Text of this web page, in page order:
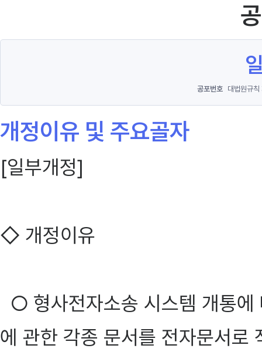
공포번호 대법원규
개정이유 및 주요골자
[일부개정]
◇ 개정이유
○ 형사전자소송 시스템 개통에
에 관한 각종 문서를 전자문서로